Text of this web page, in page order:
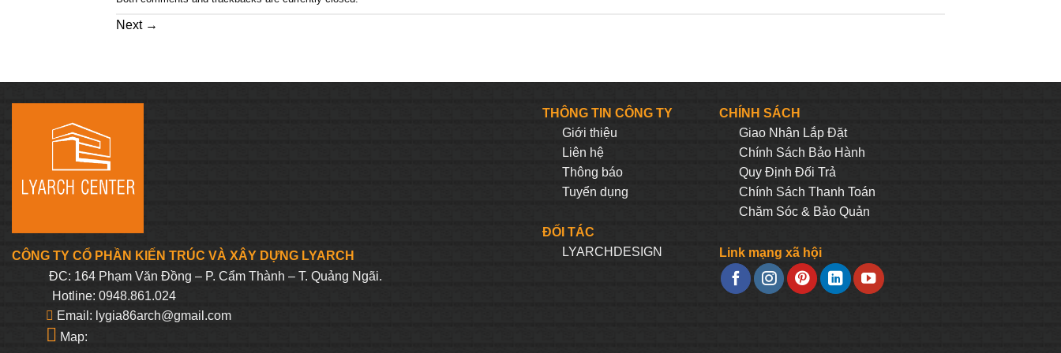
Next →
CÔNG TY CỔ PHẦN KIẾN TRÚC VÀ XÂY DỰNG LYARCH
ĐC: 164 Phạm Văn Đồng – P. Cẩm Thành – T. Quảng Ngãi.
Hotline: 0948.861.024
Email: lygia86arch@gmail.com
Map:
THÔNG TIN CÔNG TY
Giới thiệu
Liên hệ
Thông báo
Tuyển dụng
ĐỐI TÁC
LYARCHDESIGN
CHÍNH SÁCH
Giao Nhận Lắp Đặt
Chính Sách Bảo Hành
Quy Định Đối Trả
Chính Sách Thanh Toán
Chăm Sóc & Bảo Quản
Link mạng xã hội